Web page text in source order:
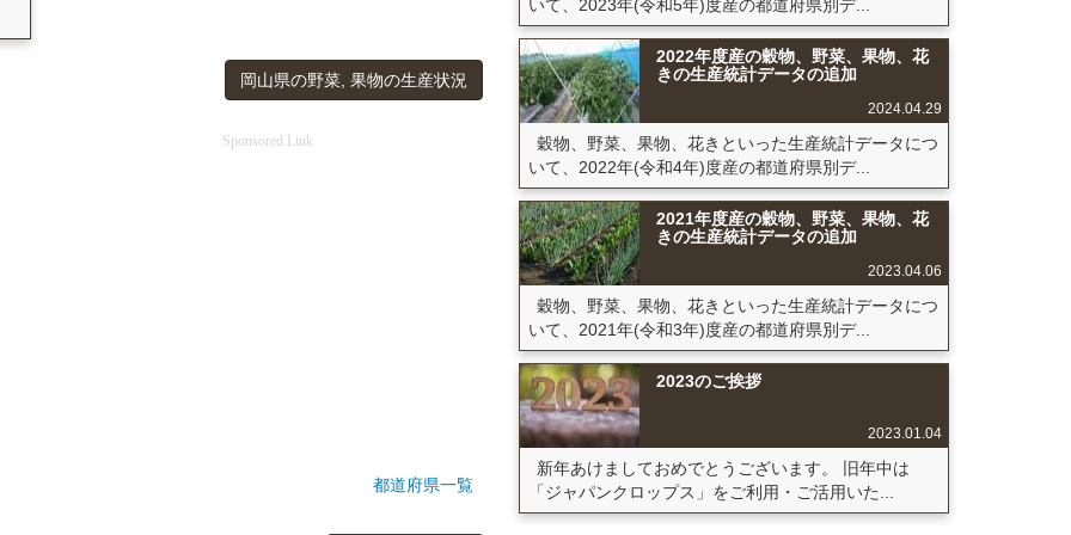
岡山県の野菜, 果物の生産状況
Sponsored Link
都道府県一覧
いて、2023年(令和5年)度産の都道府県別デ...
2022年度産の穀物、野菜、果物、花
きの生産統計データの追加
2024.04.29
穀物、野菜、果物、花きといった生産統計データにつ
いて、2022年(令和4年)度産の都道府県別デ...
2021年度産の穀物、野菜、果物、花
きの生産統計データの追加
2023.04.06
穀物、野菜、果物、花きといった生産統計データにつ
いて、2021年(令和3年)度産の都道府県別デ...
2023のご挨拶
2023.01.04
新年あけましておめでとうございます。 旧年中は
「ジャパンクロップス」をご利用・ご活用いた...